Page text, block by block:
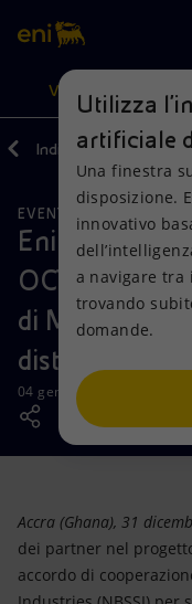
Cerca
scopri EnergIA,
artificiale.
VISIONE
Visione
Mission e valori
Persone e
Net Zero
Modello satellitare
Innovazione
Azioni
Diversificazione
Tecnologie per la
Collaborazioni per
Attività nel mondo
Prodotti
Casa
Imprese
Mobilità
Indietro Media
EVENTI
Eni Ghana e i
OCTP
di Micro,
distretto di
04 gennaio 2021 - 16:30
Accra (Ghana), 31
dei partner nel
accordo di
Utilizza
artificiale
Una finestra
disposizione.
innovativo
a navigare tra
trovando
domande.